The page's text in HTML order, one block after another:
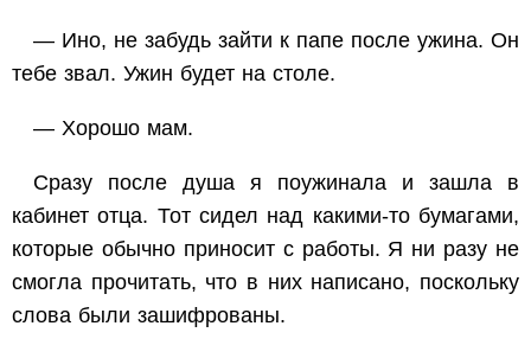
— Ино, не забудь зайти к папе после ужина. Он
тебе звал. Ужин будет на столе.
— Хорошо мам.
Сразу после душа я поужинала и зашла в
кабинет отца. Тот сидел над какими-то бумагами,
которые обычно приносит с работы. Я ни разу не
смогла прочитать, что в них написано, поскольку
слова были зашифрованы.